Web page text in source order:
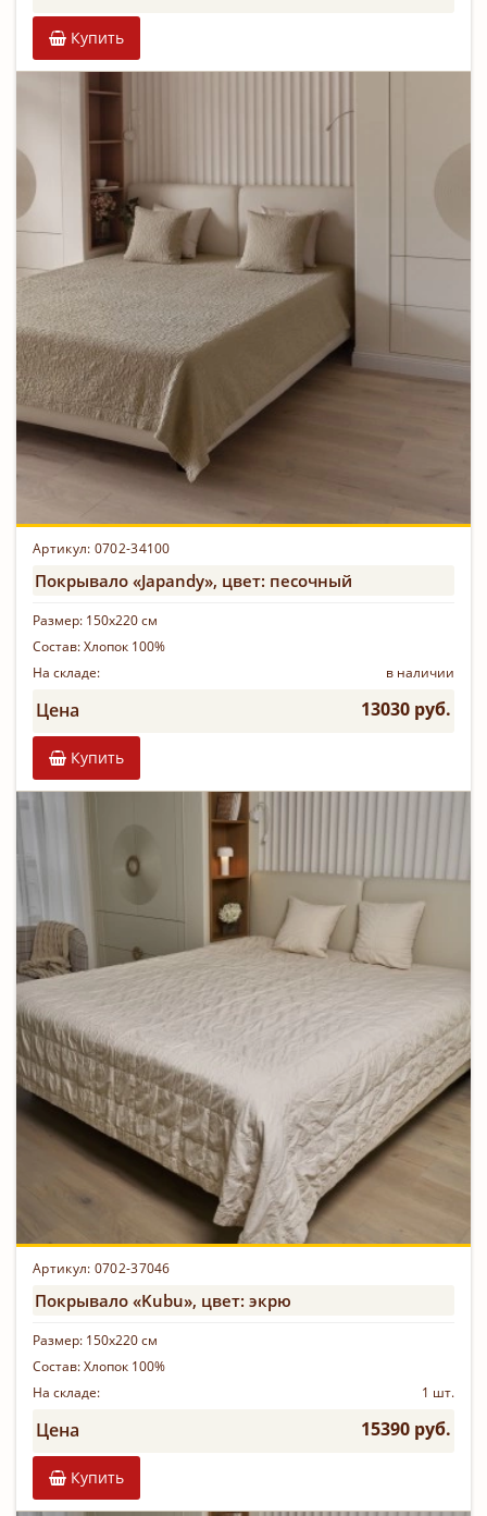
Купить
Артикул: 0702-34100
Покрывало «Japandy», цвет: песочный
Размер: 150х220 см
Состав:Хлопок 100%
На складе:
в наличии
Цена 13030 руб.
Купить
Артикул: 0702-37046
Покрывало «Kubu», цвет: экрю
Размер: 150х220 см
Состав:Хлопок 100%
На складе:
1 шт.
Цена 15390 руб.
Купить